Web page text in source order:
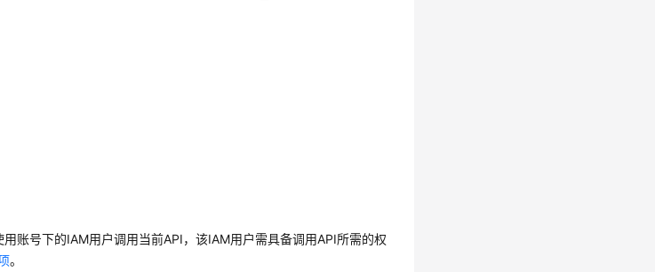
账号下的IAM用户调用当前API，该IAM用户需具备调用API所需的权
。